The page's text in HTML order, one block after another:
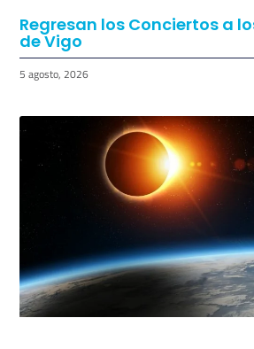
Regresan los Conciertos a
de Vigo
5 agosto, 2026